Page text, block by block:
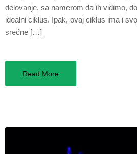
delovanje, sa namerom da ih vidimo,
idealni ciklus. Ipak, ovaj ciklus ima i
srećne […]
Read More